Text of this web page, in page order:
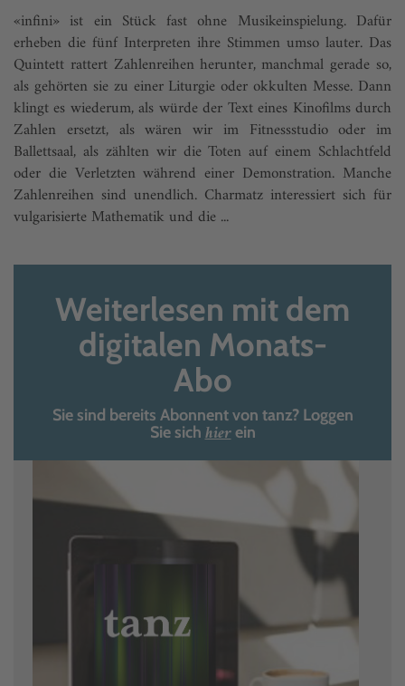
«infini» ist ein Stück fast ohne Musikeinspielung. Dafür
erheben die fünf Interpreten ihre Stimmen umso lauter. Das
Quintett rattert Zahlenreihen herunter, manchmal gerade so,
als gehörten sie zu einer Liturgie oder okkulten Messe. Dann
klingt es wiederum, als würde der Text eines Kinofilms durch
Zahlen ersetzt, als wären wir im Fitnessstudio oder im
Ballettsaal, als zählten wir die Toten auf einem Schlachtfeld
oder die Verletzten während einer Demonstration. Manche
Zahlenreihen sind unendlich. Charmatz interessiert sich für
vulgarisierte Mathematik und die ...
Weiterlesen mit dem
digitalen Monats-
Abo
Sie sind bereits Abonnent von tanz? Loggen
Sie sich hierein